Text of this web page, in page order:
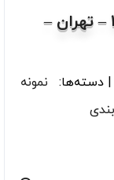
نمایشگاه چاپ و بسته بندی 1404 – تهران –
دسته‌ها: نمونه